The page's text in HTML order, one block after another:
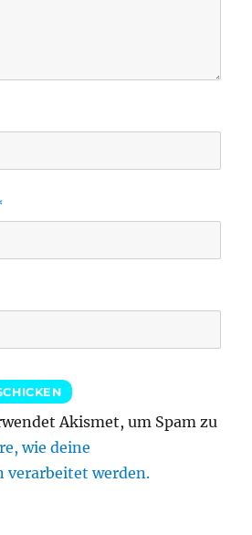
Akismet, um Spam zu
wie deine
verarbeitet werden.